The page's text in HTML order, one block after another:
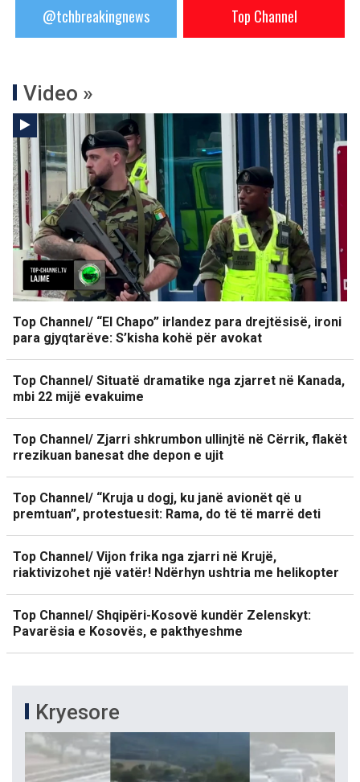
@tchbreakingnews Top Channel
Video »
Top Channel/ “El Chapo” irlandez para drejtësisë, ironi
para gjyqtarëve: S’kisha kohë për avokat
Top Channel/ Situatë dramatike nga zjarret në Kanada,
mbi 22 mijë evakuime
Top Channel/ Zjarri shkrumbon ullinjtë në Cërrik, flakët
rrezikuan banesat dhe depon e ujit
Top Channel/ “Kruja u dogj, ku janë avionët që u
premtuan”, protestuesit: Rama, do të të marrë deti
Top Channel/ Vijon frika nga zjarri në Krujë,
riaktivizohet një vatër! Ndërhyn ushtria me helikopter
Top Channel/ Shqipëri-Kosovë kundër Zelenskyt:
Pavarësia e Kosovës, e pakthyeshme
Kryesore